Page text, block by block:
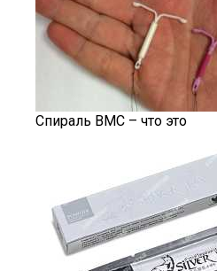
Спираль ВМС – что это